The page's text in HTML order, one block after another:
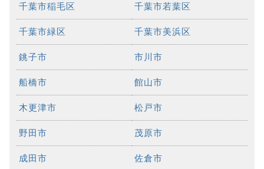
千葉市稲毛区 千葉市若葉区
千葉市緑区 千葉市美浜区
銚子市 市川市
船橋市 館山市
木更津市 松戸市
野田市 茂原市
成田市 佐倉市